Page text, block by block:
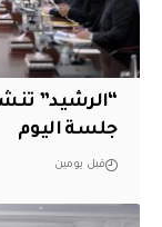
“الرشيد”
جلسة اليوم
قبل يومين